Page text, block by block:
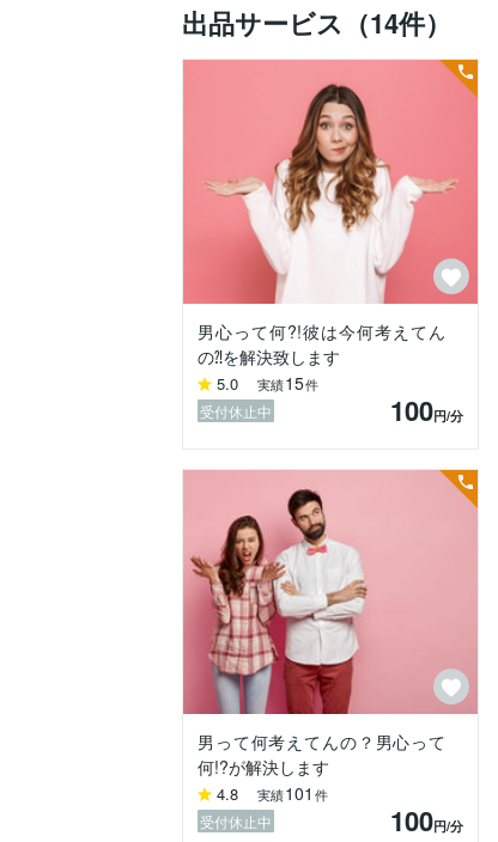
うつ病の症状は人によって違うかも
ですが私は完治しています。薬に
分でも信じられないくらい元気で
・現在うつ病を患っておられる方
・ご家族や恋人にうつ病を患ってる
うつ病経験者の私だからこそお答
また、『男って何考えてるの？』
そう思うときありませんか？
・彼氏のメールの返信が遅いのなん
・彼と復縁する効果的な方法は？
・男性の結婚願望って？
男の気持ちを知りたいなら男に聞く
なぜなら男と女とでは脳の構造が違
『男は火星から、女は金星からやっ
この言葉はアメリカ人カウンセラ
”ベストパートナーになるために”の
男と女というのは別の星の住人であ
だからベストパートナーになる為に
このことから男性の思考・行動パタ
男女の思考・行動パターンの違いを
感情のずれによるすれ違いを解消す
うつや恋愛の悩みを解消し楽しい
出品サービス（14件）
男心って何?!彼は今何考えてん
の⁈を解決致します
5.0 実績15件
受付休止中 100円/分
男って何考えてんの？男心って
何!?が解決します
4.8 実績101 件
受付休止中 100円/分